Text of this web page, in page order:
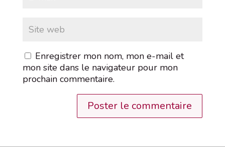
Enregistrer mon nom, mon e-mail et
mon site dans le navigateur pour mon
prochain commentaire.